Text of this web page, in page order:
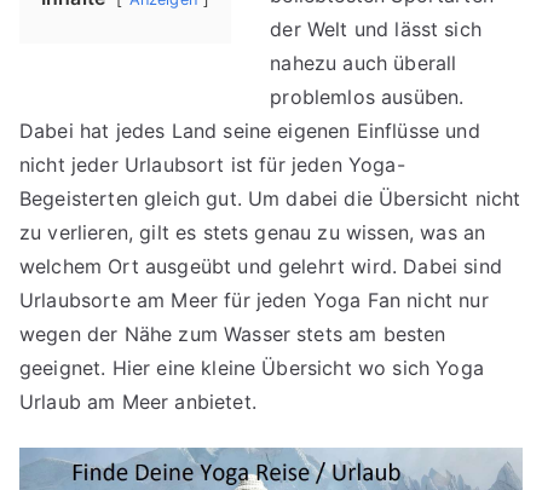
der Welt und lässt sich
nahezu auch überall
problemlos ausüben.
Dabei hat jedes Land seine eigenen Einflüsse und
nicht jeder Urlaubsort ist für jeden Yoga-
Begeisterten gleich gut. Um dabei die Übersicht nicht
zu verlieren, gilt es stets genau zu wissen, was an
welchem Ort ausgeübt und gelehrt wird. Dabei sind
Urlaubsorte am Meer für jeden Yoga Fan nicht nur
wegen der Nähe zum Wasser stets am besten
geeignet. Hier eine kleine Übersicht wo sich Yoga
Urlaub am Meer anbietet.